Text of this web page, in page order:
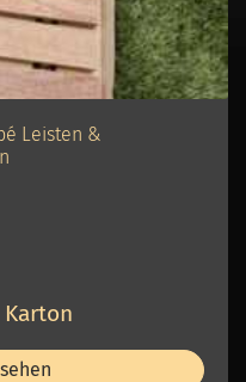
Leisten &